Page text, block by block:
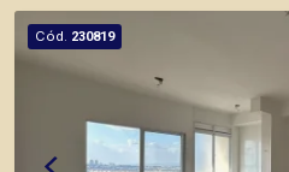
Cód. 230819